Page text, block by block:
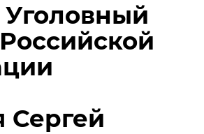
Сергей